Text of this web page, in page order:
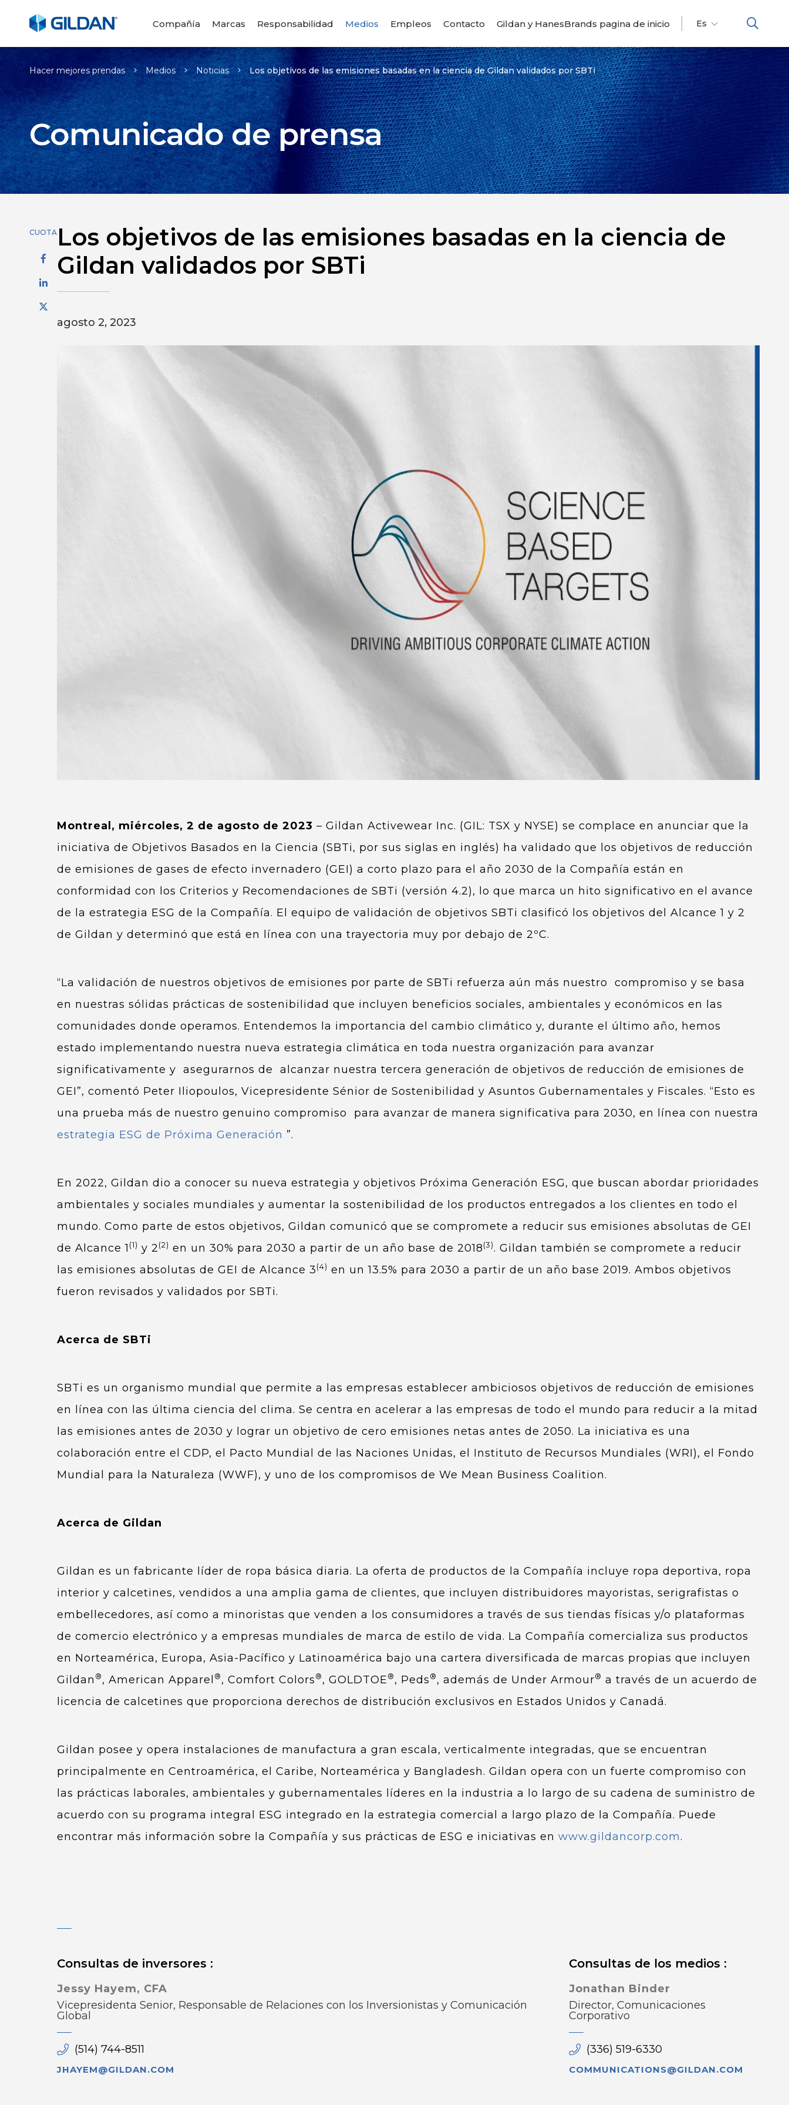
Compañía Marcas Responsabilidad Medios Empleos Contacto Gildan y HanesBrands pagina de inicio
Es
En
Hacer mejores prendas Medios Noticias Los objetivos de las emisiones basadas en la ciencia de Gildan validados por SBTi
Comunicado de prensa
CUOTA Los objetivos de las emisiones basadas en la ciencia de
Gildan validados por SBTi
agosto 2, 2023
Montreal, miércoles, 2 de agosto de 2023 – Gildan Activewear Inc. (GIL: TSX y NYSE) se complace en anunciar que la
iniciativa de Objetivos Basados en la Ciencia (SBTi, por sus siglas en inglés) ha validado que los objetivos de reducción
de emisiones de gases de efecto invernadero (GEI) a corto plazo para el año 2030 de la Compañía están en
conformidad con los Criterios y Recomendaciones de SBTi (versión 4.2), lo que marca un hito significativo en el avance
de la estrategia ESG de la Compañía. El equipo de validación de objetivos SBTi clasificó los objetivos del Alcance 1 y 2
de Gildan y determinó que está en línea con una trayectoria muy por debajo de 2ºC.
“La validación de nuestros objetivos de emisiones por parte de SBTi refuerza aún más nuestro compromiso y se basa
en nuestras sólidas prácticas de sostenibilidad que incluyen beneficios sociales, ambientales y económicos en las
comunidades donde operamos. Entendemos la importancia del cambio climático y, durante el último año, hemos
estado implementando nuestra nueva estrategia climática en toda nuestra organización para avanzar
significativamente y asegurarnos de alcanzar nuestra tercera generación de objetivos de reducción de emisiones de
GEI”, comentó Peter Iliopoulos, Vicepresidente Sénior de Sostenibilidad y Asuntos Gubernamentales y Fiscales. “Esto es
una prueba más de nuestro genuino compromiso para avanzar de manera significativa para 2030, en línea con nuestra
estrategia ESG de Próxima Generación ”.
En 2022, Gildan dio a conocer su nueva estrategia y objetivos Próxima Generación ESG, que buscan abordar prioridades
ambientales y sociales mundiales y aumentar la sostenibilidad de los productos entregados a los clientes en todo el
mundo. Como parte de estos objetivos, Gildan comunicó que se compromete a reducir sus emisiones absolutas de GEI
de Alcance 1 (1) y 2 (2) en un 30% para 2030 a partir de un año base de 2018 (3). Gildan también se compromete a reducir
las emisiones absolutas de GEI de Alcance 3 (4) en un 13.5% para 2030 a partir de un año base 2019. Ambos objetivos
fueron revisados y validados por SBTi.
Acerca de SBTi
SBTi es un organismo mundial que permite a las empresas establecer ambiciosos objetivos de reducción de emisiones
en línea con las última ciencia del clima. Se centra en acelerar a las empresas de todo el mundo para reducir a la mitad
las emisiones antes de 2030 y lograr un objetivo de cero emisiones netas antes de 2050. La iniciativa es una
colaboración entre el CDP, el Pacto Mundial de las Naciones Unidas, el Instituto de Recursos Mundiales (WRI), el Fondo
Mundial para la Naturaleza (WWF), y uno de los compromisos de We Mean Business Coalition.
Acerca de Gildan
Gildan es un fabricante líder de ropa básica diaria. La oferta de productos de la Compañía incluye ropa deportiva, ropa
interior y calcetines, vendidos a una amplia gama de clientes, que incluyen distribuidores mayoristas, serigrafistas o
embellecedores, así como a minoristas que venden a los consumidores a través de sus tiendas físicas y/o plataformas
de comercio electrónico y a empresas mundiales de marca de estilo de vida. La Compañía comercializa sus productos
en Norteamérica, Europa, Asia-Pacífico y Latinoamérica bajo una cartera diversificada de marcas propias que incluyen
Gildan ® , American Apparel ® , Comfort Colors ® , GOLDTOE ® , Peds ® , además de Under Armour® a través de un acuerdo de
licencia de calcetines que proporciona derechos de distribución exclusivos en Estados Unidos y Canadá.
Gildan posee y opera instalaciones de manufactura a gran escala, verticalmente integradas, que se encuentran
principalmente en Centroamérica, el Caribe, Norteamérica y Bangladesh. Gildan opera con un fuerte compromiso con
las prácticas laborales, ambientales y gubernamentales líderes en la industria a lo largo de su cadena de suministro de
acuerdo con su programa integral ESG integrado en la estrategia comercial a largo plazo de la Compañía. Puede
encontrar más información sobre la Compañía y sus prácticas de ESG e iniciativas en www.gildancorp.com.
Consultas de inversores :
Jessy Hayem, CFA
Vicepresidenta Senior, Responsable de Relaciones con los Inversionistas y Comunicación
Global
(514) 744-8511
JHAYEM@GILDAN.COM
Consultas de los medios :
Jonathan Binder
Director, Comunicaciones
Corporativo
(336) 519-6330
COMMUNICATIONS@GILDAN.COM